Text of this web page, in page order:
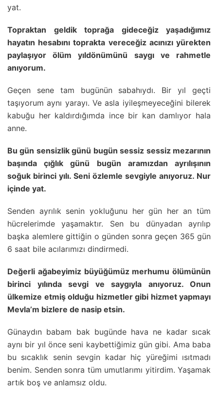
yat.
Topraktan geldik toprağa gideceğiz yaşadığımız
hayatın hesabını toprakta vereceğiz acınızı yürekten
paylaşıyor ölüm yıldönümünü saygı ve rahmetle
anıyorum.
Geçen sene tam bugünün sabahıydı. Bir yıl geçti
taşıyorum aynı yarayı. Ve asla iyileşmeyeceğini bilerek
kabuğu her kaldırdığımda ince bir kan damlıyor hala
anne.
Bu gün sensizlik günü bugün sessiz sessiz mezarının
başında çığlık günü bugün aramızdan ayrılışının
soğuk birinci yılı. Seni özlemle sevgiyle anıyoruz. Nur
içinde yat.
Senden ayrılık senin yokluğunu her gün her an tüm
hücrelerimde yaşamaktır. Sen bu dünyadan ayrılıp
başka alemlere gittiğin o günden sonra geçen 365 gün
6 saat bile acılarımızı dindirmedi.
Değerli ağabeyimiz büyüğümüz merhumu ölümünün
birinci yılında sevgi ve saygıyla anıyoruz. Onun
ülkemize etmiş olduğu hizmetler gibi hizmet yapmayı
Mevla’m bizlere de nasip etsin.
Günaydın babam bak bugünde hava ne kadar sıcak
aynı bir yıl önce seni kaybettiğimiz gün gibi. Ama baba
bu sıcaklık senin sevgin kadar hiç yüreğimi ısıtmadı
benim. Senden sonra tüm umutlarımı yitirdim. Yaşamak
artık boş ve anlamsız oldu.